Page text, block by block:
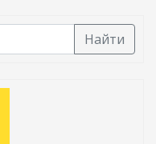
Найти
используйте